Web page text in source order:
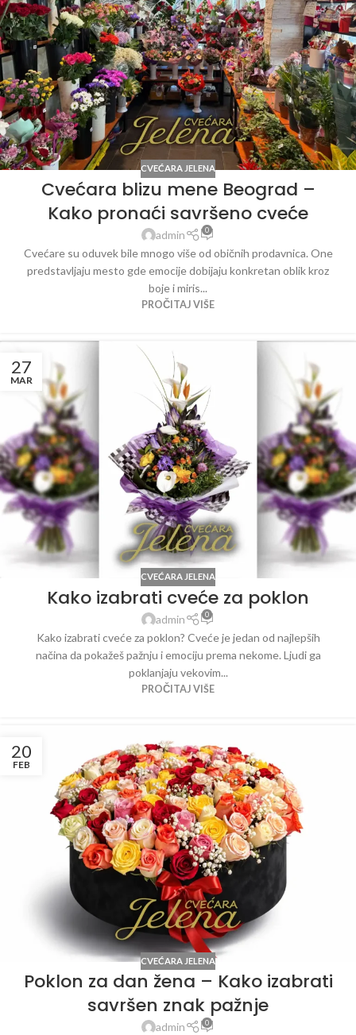
CVEĆARA JELENA
Cvećara blizu mene Beograd –
Kako pronaći savršeno cveće
admin 0
Cvećare su oduvek bile mnogo više od običnih prodavnica. One
predstavljaju mesto gde emocije dobijaju konkretan oblik kroz
boje i miris...
PROČITAJ VIŠE
27
MAR
CVEĆARA JELENA
Kako izabrati cveće za poklon
admin 0
Kako izabrati cveće za poklon? Cveće je jedan od najlepših
načina da pokažeš pažnju i emociju prema nekome. Ljudi ga
poklanjaju vekovim...
PROČITAJ VIŠE
20
FEB
CVEĆARA JELENA
Poklon za dan žena – Kako izabrati
savršen znak pažnje
admin 0